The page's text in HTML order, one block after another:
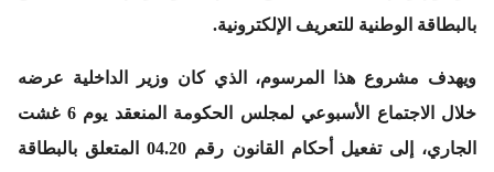
بالبطاقة الوطنية للتعريف الإلكترونية.
ويهدف مشروع هذا المرسوم، الذي كان وزير الداخلية عرضه
خلال الاجتماع الأسبوعي لمجلس الحكومة المنعقد يوم 6 غشت
الجاري، إلى تفعيل أحكام القانون رقم 04.20 المتعلق بالبطاقة